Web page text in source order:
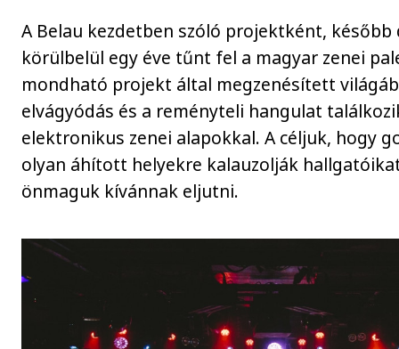
A Belau kezdetben szóló projektként, később
körülbelül egy éve tűnt fel a magyar zenei
mondható projekt által megzenésített
elvágyódás és a reményteli hangulat
elektronikus zenei alapokkal. A céljuk, hogy
olyan áhított helyekre kalauzolják
önmaguk kívánnak eljutni.